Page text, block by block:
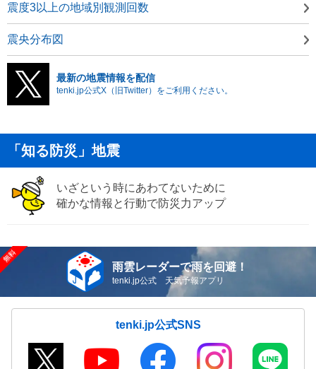
震度3以上の地域別観測回数
震央分布図
最新の地震情報を配信
tenki.jp公式X（旧Twitter）をご利用ください。
「知る防災」地震
いざという時にあわてないために
確かな情報と行動で防災力アップ
雨雲レーダーで雨を回避！
tenki.jp公式 天気予報アプリ
tenki.jp公式SNS